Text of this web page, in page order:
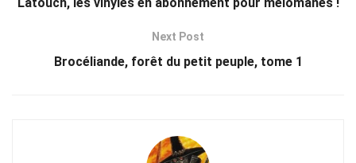
Next Post
Brocéliande, forêt du petit peuple, tome 1